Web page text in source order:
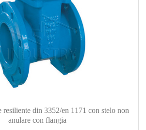
resiliente din 3352/en 1171 con stelo non
anulare con flangia